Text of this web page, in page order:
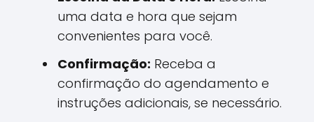
uma data e hora que sejam
convenientes para você.
Confirmação: Receba a
confirmação do agendamento e
instruções adicionais, se necessário.